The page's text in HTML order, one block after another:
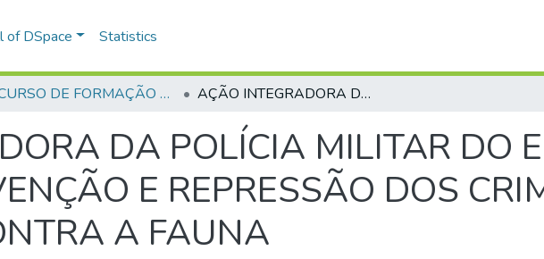
of DSpace Statistics
CURSO DE FORMAÇÃO DE PRAÇAS - CFP - 2018 AÇÃO INTEGRADORA DA POLÍCIA MILITAR DO ESTADO DE GOIÁS NA PREVENÇÃO E REPRESSÃO DOS CRIMES AMBIENTAIS CONTRA A FAUNA
DA POLÍCIA MILITAR DO
E REPRESSÃO DOS
A FAUNA